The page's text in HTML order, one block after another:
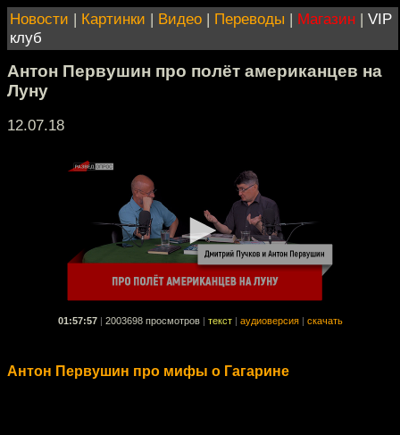
Новости | Картинки | Видео | Переводы | Магазин | VIP
клуб
Антон Первушин про полёт американцев на
Луну
12.07.18
01:57:57 2003698 просмотров текст аудиоверсия скачать
Антон Первушин про мифы о Гагарине